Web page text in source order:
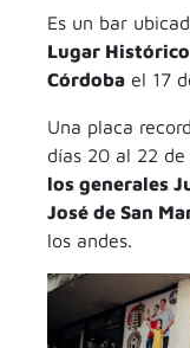
Es un bar
Lugar
Córdoba el 17
Una placa
días 20 al 22 de
los generales
José de San
los andes.